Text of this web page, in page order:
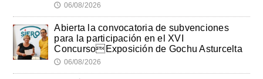
🕔 06/08/2026
Abierta la convocatoria de subvenciones
para la participación en el XVI
ConcursoExposición de Gochu Asturcelta
🕔 06/08/2026